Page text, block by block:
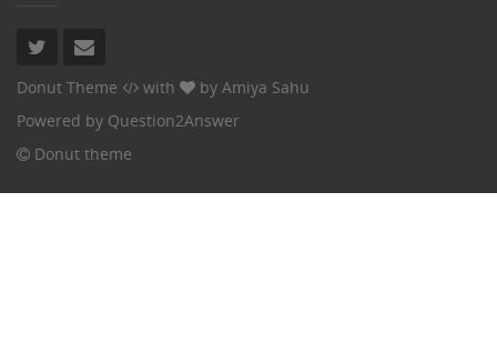
Donut Theme with by Amiya Sahu
Powered by Question2Answer
Donut theme